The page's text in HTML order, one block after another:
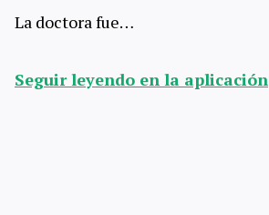
La doctora fue…
Seguir leyendo en la aplicación